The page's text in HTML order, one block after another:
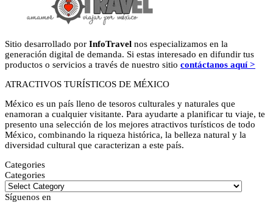
Sitio desarrollado por InfoTravel nos especializamos en la
generación digital de demanda. Si estas interesado en difundir tus
productos o servicios a través de nuestro sitio contáctanos aquí >
ATRACTIVOS TURÍSTICOS DE MÉXICO
México es un país lleno de tesoros culturales y naturales que
enamoran a cualquier visitante. Para ayudarte a planificar tu viaje, te
presento una selección de los mejores atractivos turísticos de todo
México, combinando la riqueza histórica, la belleza natural y la
diversidad cultural que caracterizan a este país.
Categories
Categories
Síguenos en